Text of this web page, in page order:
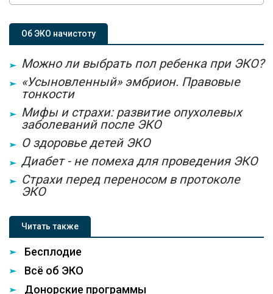
Об ЭКО начистоту
Можно ли выбрать пол ребенка при ЭКО?
«Усыновленный» эмбрион. Правовые
тонкости
Мифы и страхи: развитие опухолевых
заболеваний после ЭКО
О здоровье детей ЭКО
Диабет - не помеха для проведения ЭКО
Страхи перед переносом в протоколе
ЭКО
Читать также
Бесплодие
Всё об ЭКО
Донорские программы